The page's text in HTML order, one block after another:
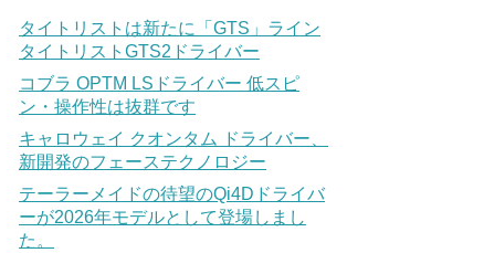
タイトリストは新たに「GTS」ライン
タイトリストGTS2ドライバー
コブラ OPTM LSドライバー 低スピ
ン・操作性は抜群です
キャロウェイ クオンタム ドライバー、
新開発のフェーステクノロジー
テーラーメイドの待望のQi4Dドライバ
ーが2026年モデルとして登場しまし
た。